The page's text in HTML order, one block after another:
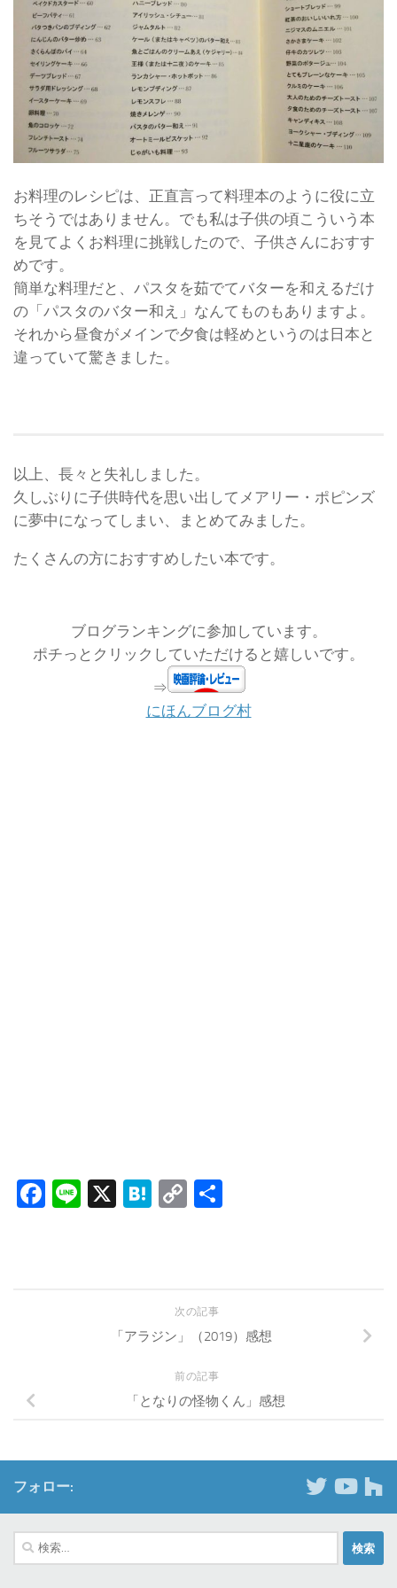
お料理のレシピは、正直言って料理本のように役に立
ちそうではありません。でも私は子供の頃こういう本
を見てよくお料理に挑戦したので、子供さんにおすす
めです。
簡単な料理だと、パスタを茹でてバターを和えるだけ
の「パスタのバター和え」なんてものもありますよ。
それから昼食がメインで夕食は軽めというのは日本と
違っていて驚きました。
以上、長々と失礼しました。
久しぶりに子供時代を思い出してメアリー・ポピンズ
に夢中になってしまい、まとめてみました。
たくさんの方におすすめしたい本です。
ブログランキングに参加しています。
ポチっとクリックしていただけると嬉しいです。
⇒
にほんブログ村
Facebook
LineX Hatena
Copy
次の記事
「アラジン」（2019）感想
前の記事
「となりの怪物くん」感想
フォロー:
検
索: